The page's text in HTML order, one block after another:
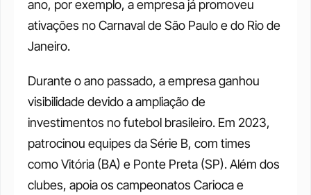
ano, por exemplo, a empresa já promoveu
ativações no Carnaval de São Paulo e do Rio de
Janeiro.
Durante o ano passado, a empresa ganhou
visibilidade devido a ampliação de
investimentos no futebol brasileiro. Em 2023,
patrocinou equipes da Série B, com times
como Vitória (BA) e Ponte Preta (SP). Além dos
clubes, apoia os campeonatos Carioca e